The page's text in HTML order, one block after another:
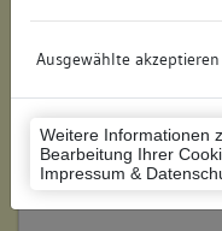
Ausgewählte akzeptieren
Weitere Informationen
Bearbeitung Ihrer
Impressum &
Flurstücknummer:
Historischer Straßenname:
Lage des Wohnplatzes: